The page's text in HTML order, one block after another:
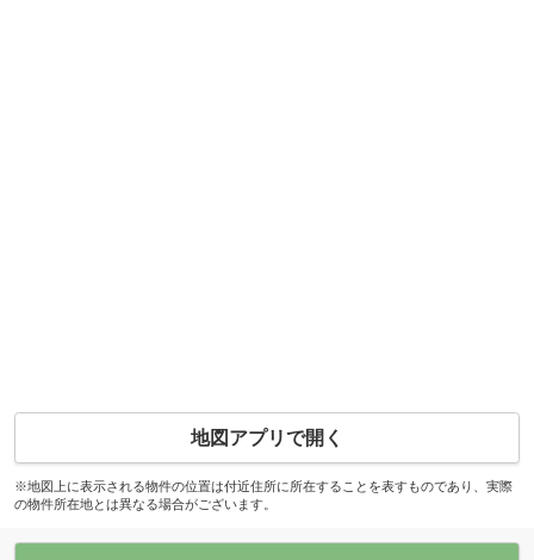
地図アプリで開く
※地図上に表示される物件の位置は付近住所に所在することを表すものであり、実際
の物件所在地とは異なる場合がございます。